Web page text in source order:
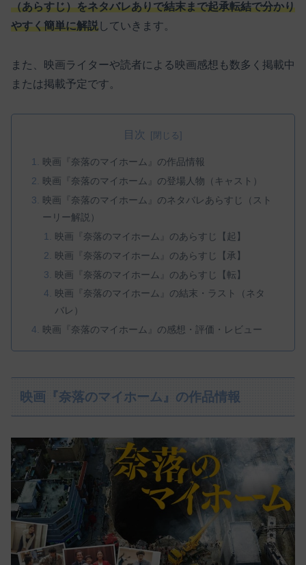
（あらすじ）をネタバレありで結末まで起承転結で分かり
やすく簡単に解説 していきます。
また、映画ライターや読者による映画感想も数多く掲載中
または掲載予定です。
目次
映画『奈落のマイホーム』の作品情報
映画『奈落のマイホーム』の登場人物（キャスト）
映画『奈落のマイホーム』のネタバレあらすじ（スト
ーリー解説）
映画『奈落のマイホーム』のあらすじ【起】
映画『奈落のマイホーム』のあらすじ【承】
映画『奈落のマイホーム』のあらすじ【転】
映画『奈落のマイホーム』の結末・ラスト（ネタ
バレ）
映画『奈落のマイホーム』の感想・評価・レビュー
映画『奈落のマイホーム』の作品情報